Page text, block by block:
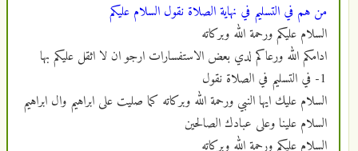
من هم في التسليم في نهاية الصلاة نقول السلام عليكم
السلام عليكم ورحمة الله وبركاته
ادامكم الله ورعاكم لدي بعض الاستفسارات ارجو ان لا اثقل عليكم بها
1- في التسليم في الصلاة نقول
السلام عليك ايها النبي ورحمة الله وبركاته كما صليت على ابراهيم وال ابراهيم
السلام علينا وعلى عبادك الصالحين
السلام عليكم ورحمة الله وبركاته